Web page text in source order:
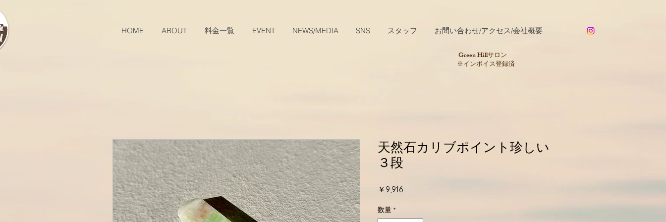
HOME ABOUT 料金一覧 EVENT NEWS/MEDIA SNS スタッフ お問い合わせ/アクセス/会社概要
​Green Hillサロン
※インボイス登録済
天然石カリブポイント珍しい
３段
￥9,916価
数量 *